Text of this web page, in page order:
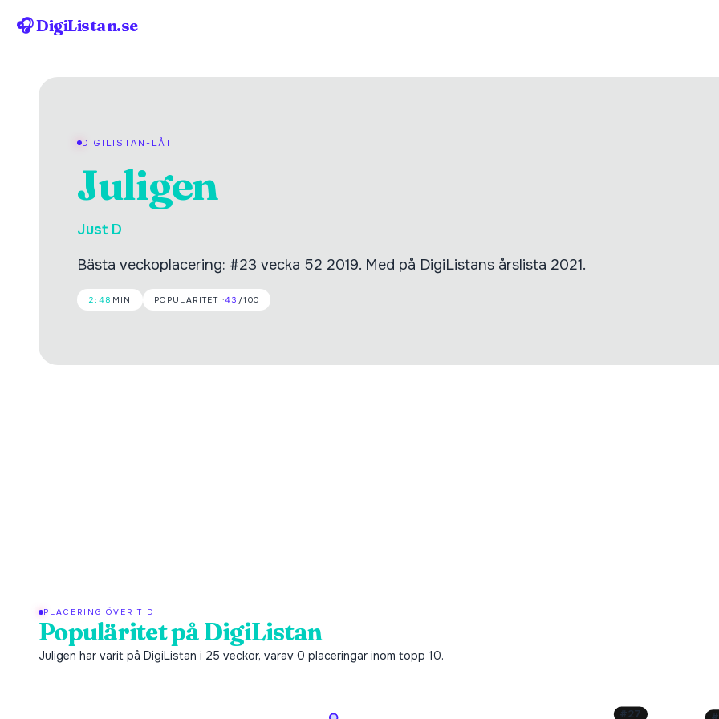
🎧 DigiListan.se
DIGILISTAN-LÅT
Juligen
Just D
Bästa veckoplacering: #23 vecka 52 2019. Med på DigiListans årslista 2021.
2:48 MIN POPULARITET ·43 /100
PLACERING ÖVER TID
Populäritet på DigiListan
Juligen har varit på DigiListan i 25 veckor, varav 0 placeringar inom topp 10.
#27